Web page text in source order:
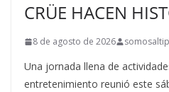
CRÜE HACEN
8 de agosto de 2026
Una jornada llena de
entretenimiento reunió este